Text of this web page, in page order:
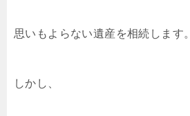
思いもよらない遺産を相続します。
しかし、